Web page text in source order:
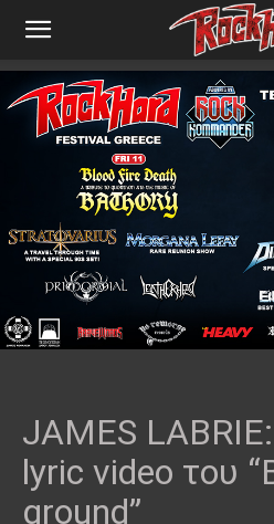
JAMES
lyric video του
ground”